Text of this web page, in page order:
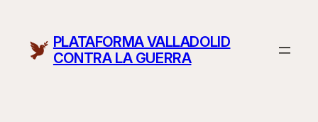
contenidoPLATAFORMA VALLADOLID
CONTRA LA GUERRA